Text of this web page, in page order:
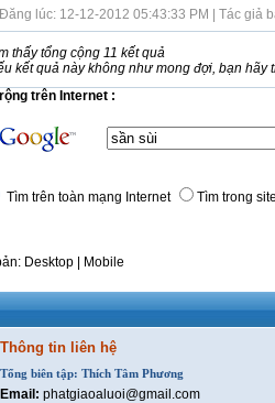
Đăng lúc: 12-12-2012 05:43:33 PM | Tác giả
thấy tổng cộng 11 kết quả
kết quả này không như mong đợi, bạn
trên Internet :
Tìm trên toàn mạng Internet Tìm trong
Desktop | Mobile
Thông tin liên hệ
Tổng biên tập: Thích Tâm Phương
Email: phatgiaoaluoi@gmail.com